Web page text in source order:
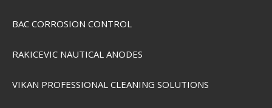
Grundéns Deviation 6" Ankle Boot
SEK 1.470,00
BAC CORROSION CONTROL
RAKICEVIC NAUTICAL ANODES
VIKAN PROFESSIONAL CLEANING SOLUTIONS